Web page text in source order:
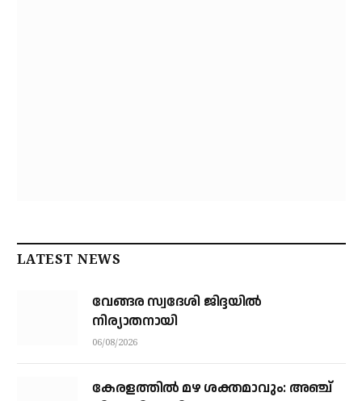
LATEST NEWS
വേങ്ങര സ്വദേശി ജിദ്ദയിൽ
നിര്യാതനായി
06/08/2026
കേരളത്തില്‍ മഴ ശക്തമാവും: അഞ്ച്